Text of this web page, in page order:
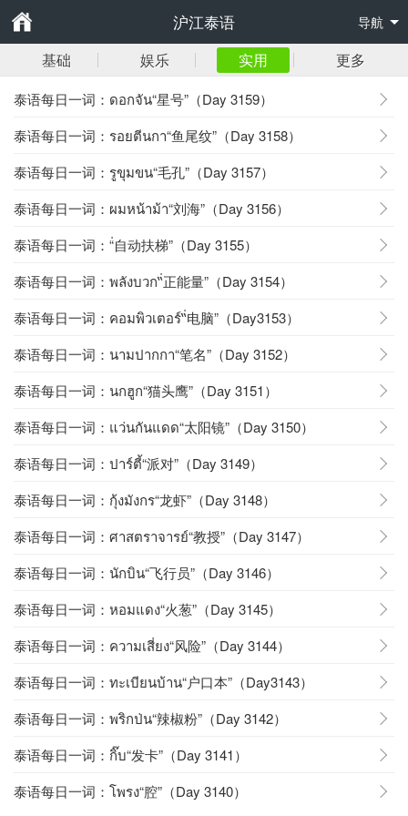
沪江泰语 导航
基础 娱乐 实用 更多
泰语每日一词：ดอกจัน“星号”（Day 3159）
泰语每日一词：รอยตีนกา“鱼尾纹”（Day 3158）
泰语每日一词：รูขุมขน“毛孔”（Day 3157）
泰语每日一词：ผมหน้าม้า“刘海”（Day 3156）
泰语每日一词：“่自动扶梯”（Day 3155）
泰语每日一词：พลังบวก“่正能量”（Day 3154）
泰语每日一词：คอมพิวเตอร์“่电脑”（Day3153）
泰语每日一词：นามปากกา“笔名”（Day 3152）
泰语每日一词：นกฮูก“猫头鹰”（Day 3151）
泰语每日一词：แว่นกันแดด“太阳镜”（Day 3150）
泰语每日一词：ปาร์ตี้“派对”（Day 3149）
泰语每日一词：กุ้งมังกร“龙虾”（Day 3148）
泰语每日一词：ศาสตราจารย์“教授”（Day 3147）
泰语每日一词：นักบิน“飞行员”（Day 3146）
泰语每日一词：หอมแดง“火葱”（Day 3145）
泰语每日一词：ความเสี่ยง“风险”（Day 3144）
泰语每日一词：ทะเบียนบ้าน“户口本”（Day3143）
泰语每日一词：พริกป่น“辣椒粉”（Day 3142）
泰语每日一词：กิ๊บ“发卡”（Day 3141）
泰语每日一词：โพรง“腔”（Day 3140）